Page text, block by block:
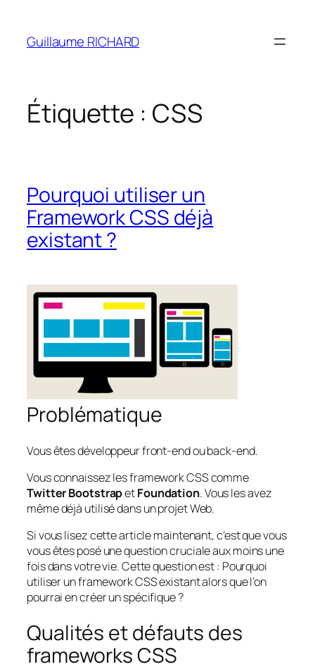
contenu
Guillaume RICHARD
Étiquette : CSS
Pourquoi utiliser un
Framework CSS déjà
existant ?
Problématique
Vous êtes développeur front-end ou back-end.
Vous connaissez les framework CSS comme
Twitter BootstrapetFoundation. Vous les avez
même déjà utilisé dans un projet Web.
Si vous lisez cette article maintenant, c’est que vous
vous êtes posé une question cruciale aux moins une
fois dans votre vie. Cette question est : Pourquoi
utiliser un framework CSS existant alors que l’on
pourrai en créer un spécifique ?
Qualités et défauts des
frameworks CSS